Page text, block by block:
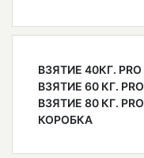
ВЗЯТИЕ 40КГ. PRO
ВЗЯТИЕ 60 КГ. PRO
ВЗЯТИЕ 80 КГ. PRO
КОРОБКА